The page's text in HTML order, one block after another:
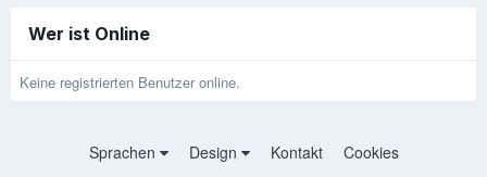
Wer ist Online
Keine registrierten Benutzer online.
Sprachen Design Kontakt Cookies